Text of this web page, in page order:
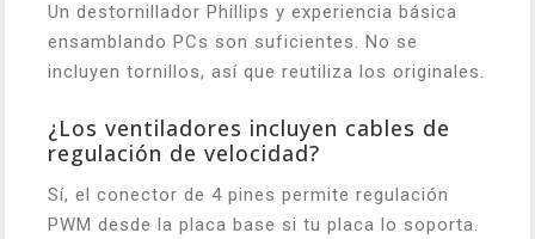
Un destornillador Phillips y experiencia básica
ensamblando PCs son suficientes. No se
incluyen tornillos, así que reutiliza los originales.
¿Los ventiladores incluyen cables de
regulación de velocidad?
Sí, el conector de 4 pines permite regulación
PWM desde la placa base si tu placa lo soporta.